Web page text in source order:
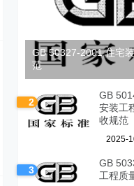
GB 50327-2001 住宅
范
2
GB
安装工
收规范
2025-
3
GB
工程质